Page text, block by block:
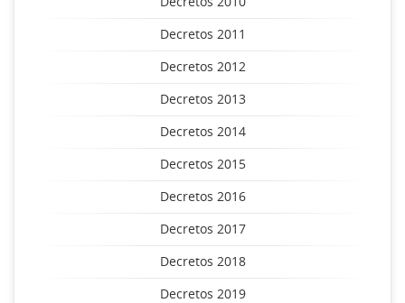
Decretos 2011
Decretos 2012
Decretos 2013
Decretos 2014
Decretos 2015
Decretos 2016
Decretos 2017
Decretos 2018
Decretos 2019